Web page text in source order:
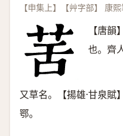
【申集上】【艸字部】 康
【唐
也。齊
又草名。【揚雄·甘泉賦
鄂。